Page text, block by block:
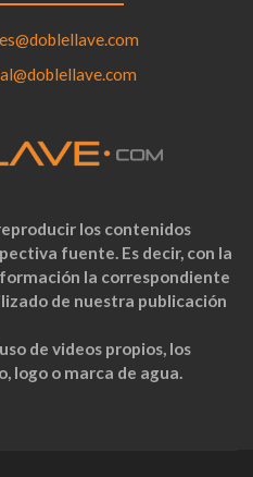
los contenidos
fuente. Es decir, con la
la correspondiente
de nuestra publicación
de videos propios, los
logo o marca de agua.